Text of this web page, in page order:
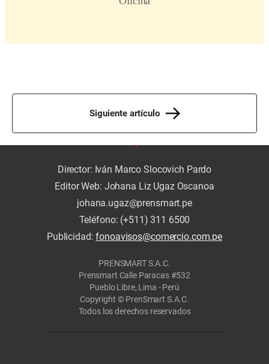
Siguiente artículo
Director: Iván Marco Slocovich Pardo
Editor Web: Johana Liz Ugaz Oscanoa
johana.ugaz@prensmart.pe
Teléfono: (+511) 311 6500
Publicidad:fonoavisos@comercio.com.pe
PRENSMART S.A.C.
Prensmart Calle Paracas #532
Pueblo Libre, Lima - Perú
Copyright © PrenSmart S.A.C.
Todos los derechos reservados